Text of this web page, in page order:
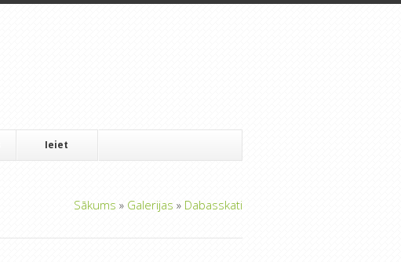
Ieiet
Sākums » Galerijas » Dabasskati